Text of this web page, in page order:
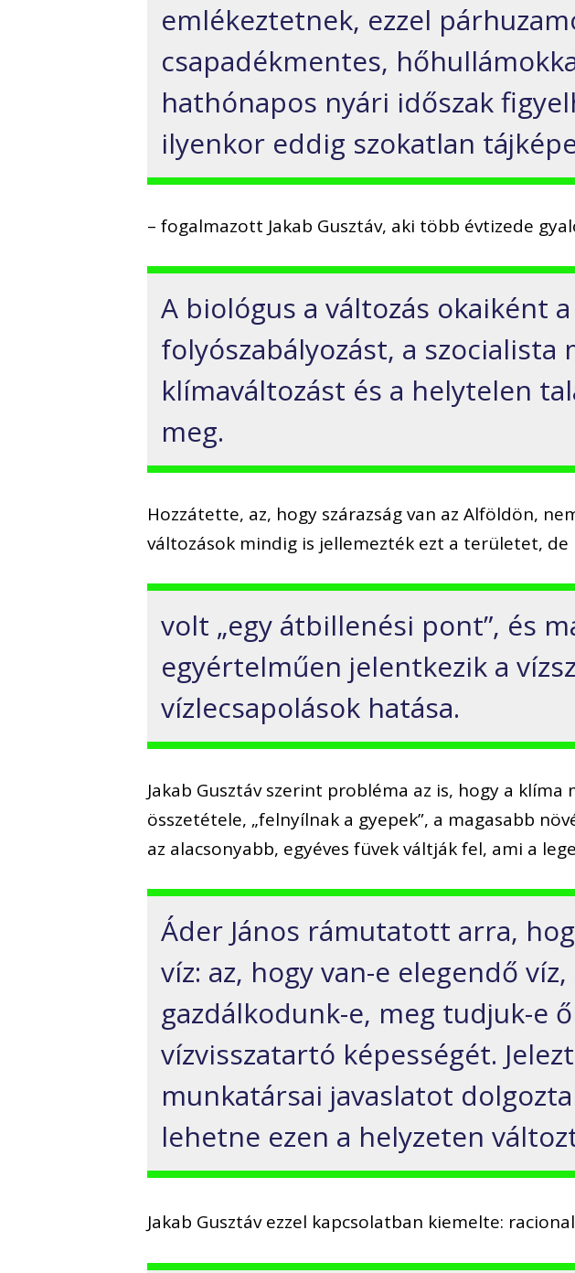
emlékeztetnek, ezzel
csapadékmentes,
hathónapos nyári időszak
ilyenkor eddig szokatlan
– fogalmazott Jakab Gusztáv, aki több évtizede
A biológus a változás okaiként a
folyószabályozást, a szocialista
klímaváltozást és a helytelen
meg.
Hozzátette, az, hogy szárazság van az Alföldön,
változások mindig is jellemezték ezt a területet, de
volt „egy átbillenési pont”, és
egyértelműen jelentkezik a
vízlecsapolások hatása.
Jakab Gusztáv szerint probléma az is, hogy a
összetétele, „felnyílnak a gyepek”, a magasabb
az alacsonyabb, egyéves füvek váltják fel, ami a
Áder János rámutatott arra,
víz: az, hogy van-e elegendő víz,
gazdálkodunk-e, meg tudjuk-e
vízvisszatartó képességét.
munkatársai javaslatot
lehetne ezen a helyzeten
Jakab Gusztáv ezzel kapcsolatban kiemelte: